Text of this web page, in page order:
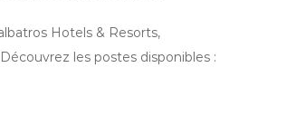
Hotels & Resorts,
les postes disponibles :